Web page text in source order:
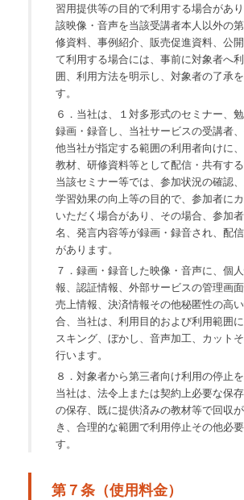
習用提供等の目的で利用する場合があ
該映像・音声を当該受講者本人以外の
修資料、事例紹介、販売促進資料、公
て利用する場合には、事前に対象者へ
囲、利用方法を明示し、対象者の了承
す。
６．当社は、１対多形式のセミナー、
録画・録音し、当社サービスの受講者
他当社が指定する範囲の利用者向けに、
教材、研修資料等として配信・共有する
当該セミナー等では、参加状況の確認、
学習効果の向上等の目的で、参加者に
いただく場合があり、その場合、参加
名、発言内容等が録画・録音され、配
があります。
７．録画・録音した映像・音声に、個
報、認証情報、外部サービスの管理画面
売上情報、決済情報その他秘匿性の高
合、当社は、利用目的および利用範囲
スキング、ぼかし、音声加工、カット
行います。
８．対象者から第三者向け利用の停止
当社は、法令上または契約上必要な保
の保存、既に提供済みの教材等で回収
き、合理的な範囲で利用停止その他必
す。
第７条（使用料金）